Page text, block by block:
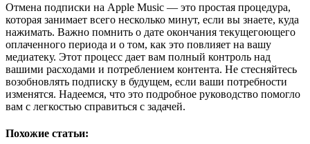
Отмена подписки на Apple Music — это простая процедура,
которая занимает всего несколько минут, если вы знаете, куда
нажимать. Важно помнить о дате окончания текущегоющего
оплаченного периода и о том, как это повлияет на вашу
медиатеку. Этот процесс дает вам полный контроль над
вашими расходами и потреблением контента. Не стесняйтесь
возобновлять подписку в будущем, если ваши потребности
изменятся. Надеемся, что это подробное руководство помогло
вам с легкостью справиться с задачей.
Похожие статьи: